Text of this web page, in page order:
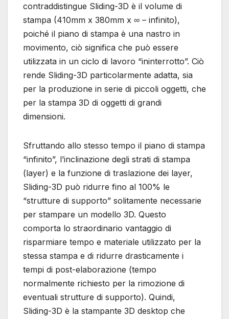
contraddistingue Sliding-3D è il volume di
stampa (410mm x 380mm x ∞ – infinito),
poiché il piano di stampa è una nastro in
movimento, ciò significa che può essere
utilizzata in un ciclo di lavoro “ininterrotto”. Ciò
rende Sliding-3D particolarmente adatta, sia
per la produzione in serie di piccoli oggetti, che
per la stampa 3D di oggetti di grandi
dimensioni.
Sfruttando allo stesso tempo il piano di stampa
“infinito”, l’inclinazione degli strati di stampa
(layer) e la funzione di traslazione dei layer,
Sliding-3D può ridurre fino al 100% le
“strutture di supporto” solitamente necessarie
per stampare un modello 3D. Questo
comporta lo straordinario vantaggio di
risparmiare tempo e materiale utilizzato per la
stessa stampa e di ridurre drasticamente i
tempi di post-elaborazione (tempo
normalmente richiesto per la rimozione di
eventuali strutture di supporto). Quindi,
Sliding-3D è la stampante 3D desktop che